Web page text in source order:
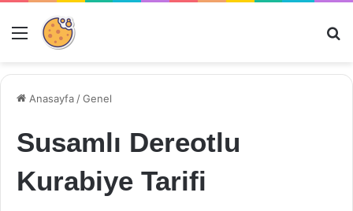
Menü
Anasayfa /Genel
Susamlı Dereotlu
Kurabiye Tarifi